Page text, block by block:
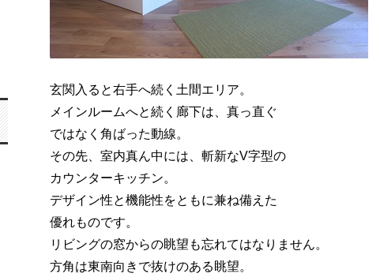
玄関入ると右手へ続く土間エリア。
メインルームへと続く廊下は、真っ直ぐ
ではなく角ばった動線。
その先、室内真ん中には、斬新なV字型の
カウンターキッチン。
デザイン性と機能性をともに兼ね備えた
優れものです。
リビングの窓からの眺望も忘れてはなりません。
方角は東南向きで抜けのある眺望。